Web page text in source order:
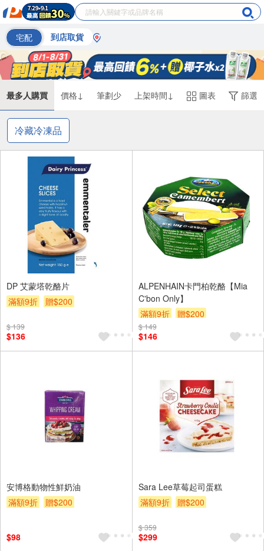
宅配 到店取貨
最多人購買 價格↓ 筆劃少 上架時間↓ 圖表 篩選
冷藏冷凍品
DP 艾蒙塔乾酪片
滿額9折
贈$200
$ 139
$136
ALPENHAIN卡門柏乾酪【Mia
C'bon Only】
滿額9折
贈$200
$ 149
$146
安博格動物性鮮奶油
滿額9折
贈$200
$98
Sara Lee草莓起司蛋糕
滿額9折
贈$200
$ 359
$299